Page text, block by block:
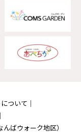
ついて
んばウォーク地区）